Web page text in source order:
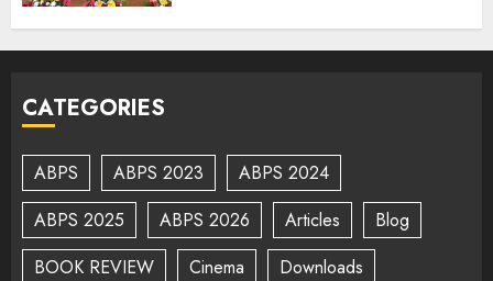
CATEGORIES
ABPS ABPS 2023
ABPS 2024
ABPS 2025
ABPS 2026 Articles
Blog
BOOK REVIEW
Cinema
Downloads